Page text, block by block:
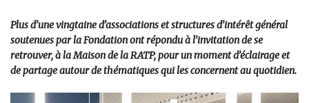
Plus d’une vingtaine d’associations et structures d’intérêt général
soutenues par la Fondation ont répondu à l’invitation de se
retrouver, à la Maison de la RATP, pour un moment d’éclairage et
de partage autour de thématiques qui les concernent au quotidien.